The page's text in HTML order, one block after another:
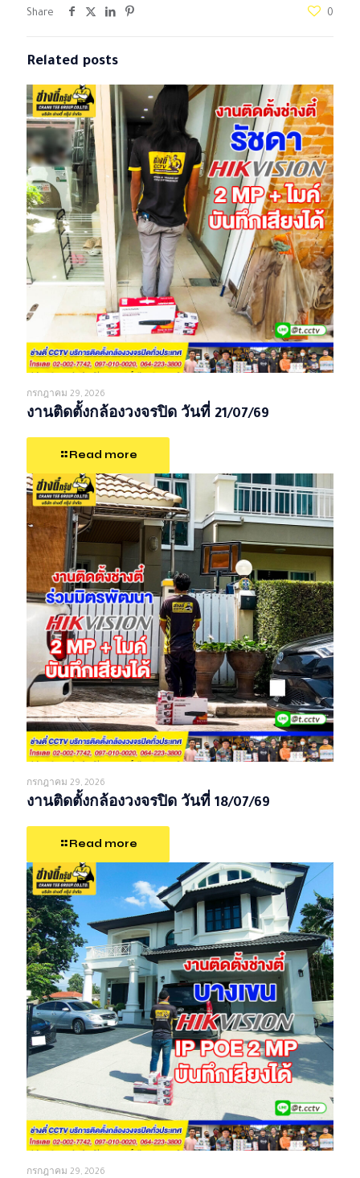
Share 0
Related posts
กรกฎาคม 29, 2026
งานติดตั้งกล้องวงจรปิด วันที่ 21/07/69
Read more
กรกฎาคม 29, 2026
งานติดตั้งกล้องวงจรปิด วันที่ 18/07/69
Read more
กรกฎาคม 29, 2026